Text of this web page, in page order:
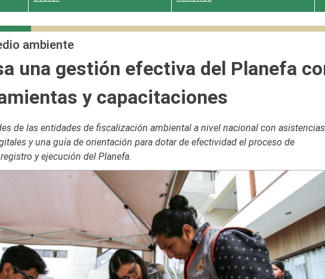
ambiente
una gestión efectiva del Planefa
y capacitaciones
de las entidades de fiscalización ambiental a nivel nacional con asistencias
y una guía de orientación para dotar de efectividad el proceso de
y ejecución del Planefa.